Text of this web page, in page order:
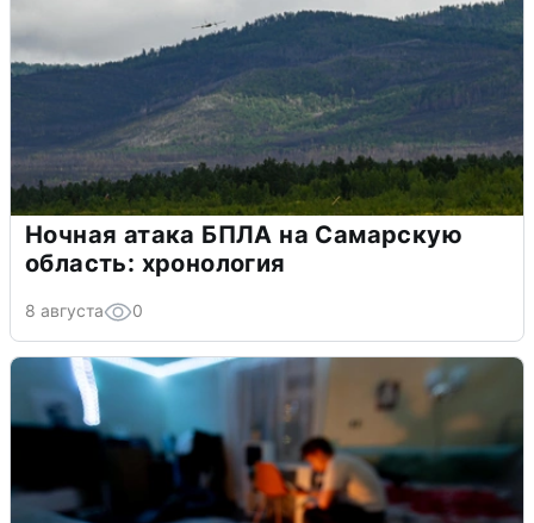
Ночная атака БПЛА на Самарскую
область: хронология
8 августа 0